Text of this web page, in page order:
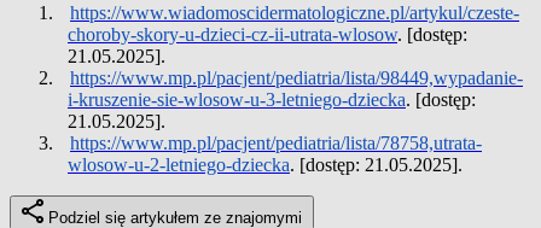
1.
https://www.wiadomoscidermatologiczne.pl/artykul/czeste-
choroby-skory-u-dzieci-cz-ii-utrata-wlosow. [dostęp:
21.05.2025].
2.
https://www.mp.pl/pacjent/pediatria/lista/98449,wypadanie-
i-kruszenie-sie-wlosow-u-3-letniego-dziecka. [dostęp:
21.05.2025].
3.
https://www.mp.pl/pacjent/pediatria/lista/78758,utrata-
wlosow-u-2-letniego-dziecka. [dostęp: 21.05.2025].
Podziel się artykułem ze znajomymi